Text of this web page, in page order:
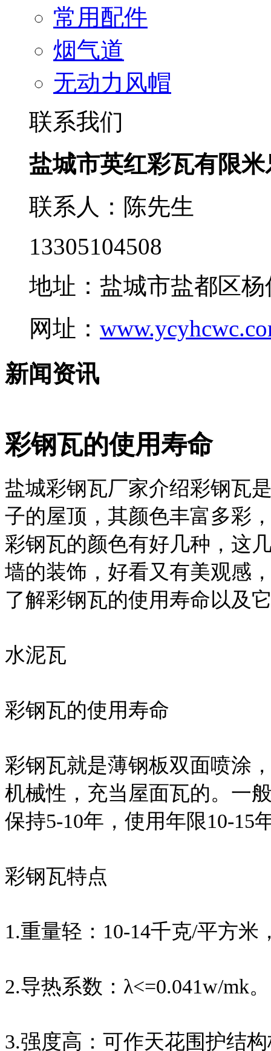
常用配件
烟气道
无动力风帽
联系我们
盐城市英红彩瓦有限
联系人：陈先生
13305104508
地址：盐城市盐都区
网址：
新闻资讯
彩钢瓦的使用寿命
盐城彩钢瓦厂家介绍彩钢瓦
子的屋顶，其颜色丰富多彩
彩钢瓦的颜色有好几种，这
墙的装饰，好看又有美观感
了解彩钢瓦的使用寿命以及
水泥瓦
彩钢瓦的使用寿命
彩钢瓦就是薄钢板双面喷涂
机械性，充当屋面瓦的。一
保持5-10年，使用年限10-15
彩钢瓦特点
1.重量轻：10-14千克/平方米
2.导热系数：λ<=0.041w/mk。
3.强度高：可作天花围护结